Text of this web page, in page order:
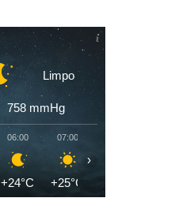
Limpo
758 mmHg
06:00
+24°C
07:00
+25°C
›